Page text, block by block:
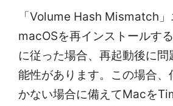
「Volume Hash Mismatch
macOSを再インストールす
に従った場合、再起動後に
能性があります。この場合、
かない場合に備えてMacを